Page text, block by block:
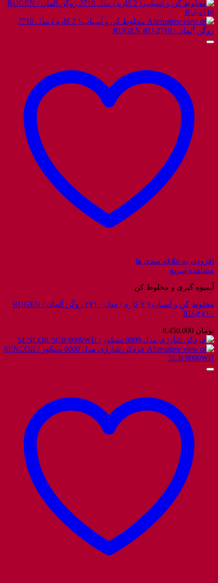
افزودن به علاقه مندی ها
مشاهده سریع
آبمیوه گیری و مخلوط کن
مخلوط کن و آسیاب ( ۲ کاره ) مدل ۲۷۱۰ روگن آلمان / RUGEN
RU-۲۷۱۰
تومان